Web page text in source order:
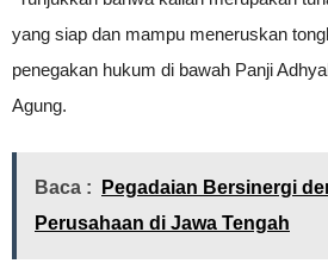
yang siap dan mampu meneruskan
penegakan hukum di bawah Panji
Agung.
Baca :
Pegadaian Bersinergi
Perusahaan di Jawa Tengah